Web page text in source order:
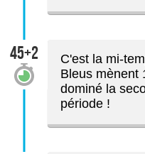
45+2
C'est la mi-
Bleus mènent
dominé la
période !